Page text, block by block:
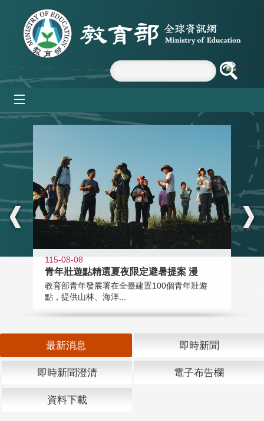
跳到主要內容區塊
:::
115-08-08
青年壯遊點精選夏夜限定避暑提案 漫
教育部青年發展署在全臺建置100個青年壯遊
點，提供山林、海洋...
最新消息 即時新聞
即時新聞澄清 電子布告欄
資料下載